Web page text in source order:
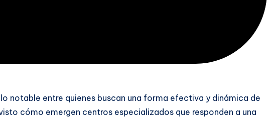
notable entre quienes buscan una forma efectiva y dinámica de
cómo emergen centros especializados que responden a una